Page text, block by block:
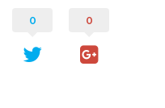
0 0